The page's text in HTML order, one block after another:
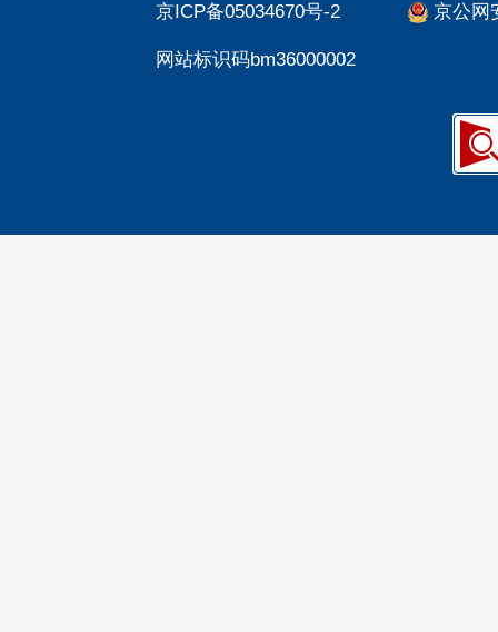
京ICP备05034670号-2 京公网
网站标识码bm36000002